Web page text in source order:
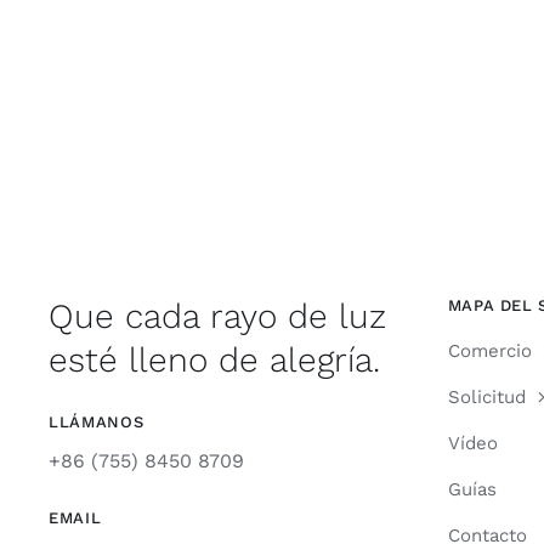
Que cada rayo de luz
esté lleno de alegría.
LLÁMANOS
+86 (755) 8450 8709
EMAIL
MAPA DEL
Comercio
Solicitud
Vídeo
Guías
Contacto